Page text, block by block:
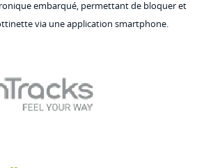
embarqué, permettant de bloquer et
via une application smartphone.